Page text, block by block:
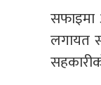
सफाइमा
लगायत